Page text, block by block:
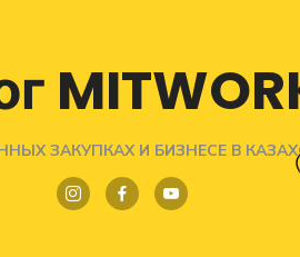
ЗАКУПКАХ И БИЗНЕСЕ В